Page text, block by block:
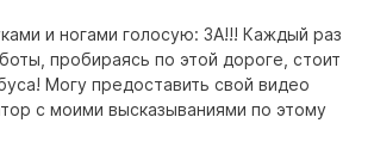
и ногами голосую: ЗА!!! Каждый раз
пробираясь по этой дороге, стоит
Могу предоставить свой видео
с моими высказываниями по этому